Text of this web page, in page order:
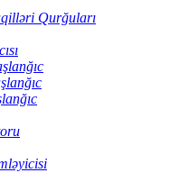
Qurğuları